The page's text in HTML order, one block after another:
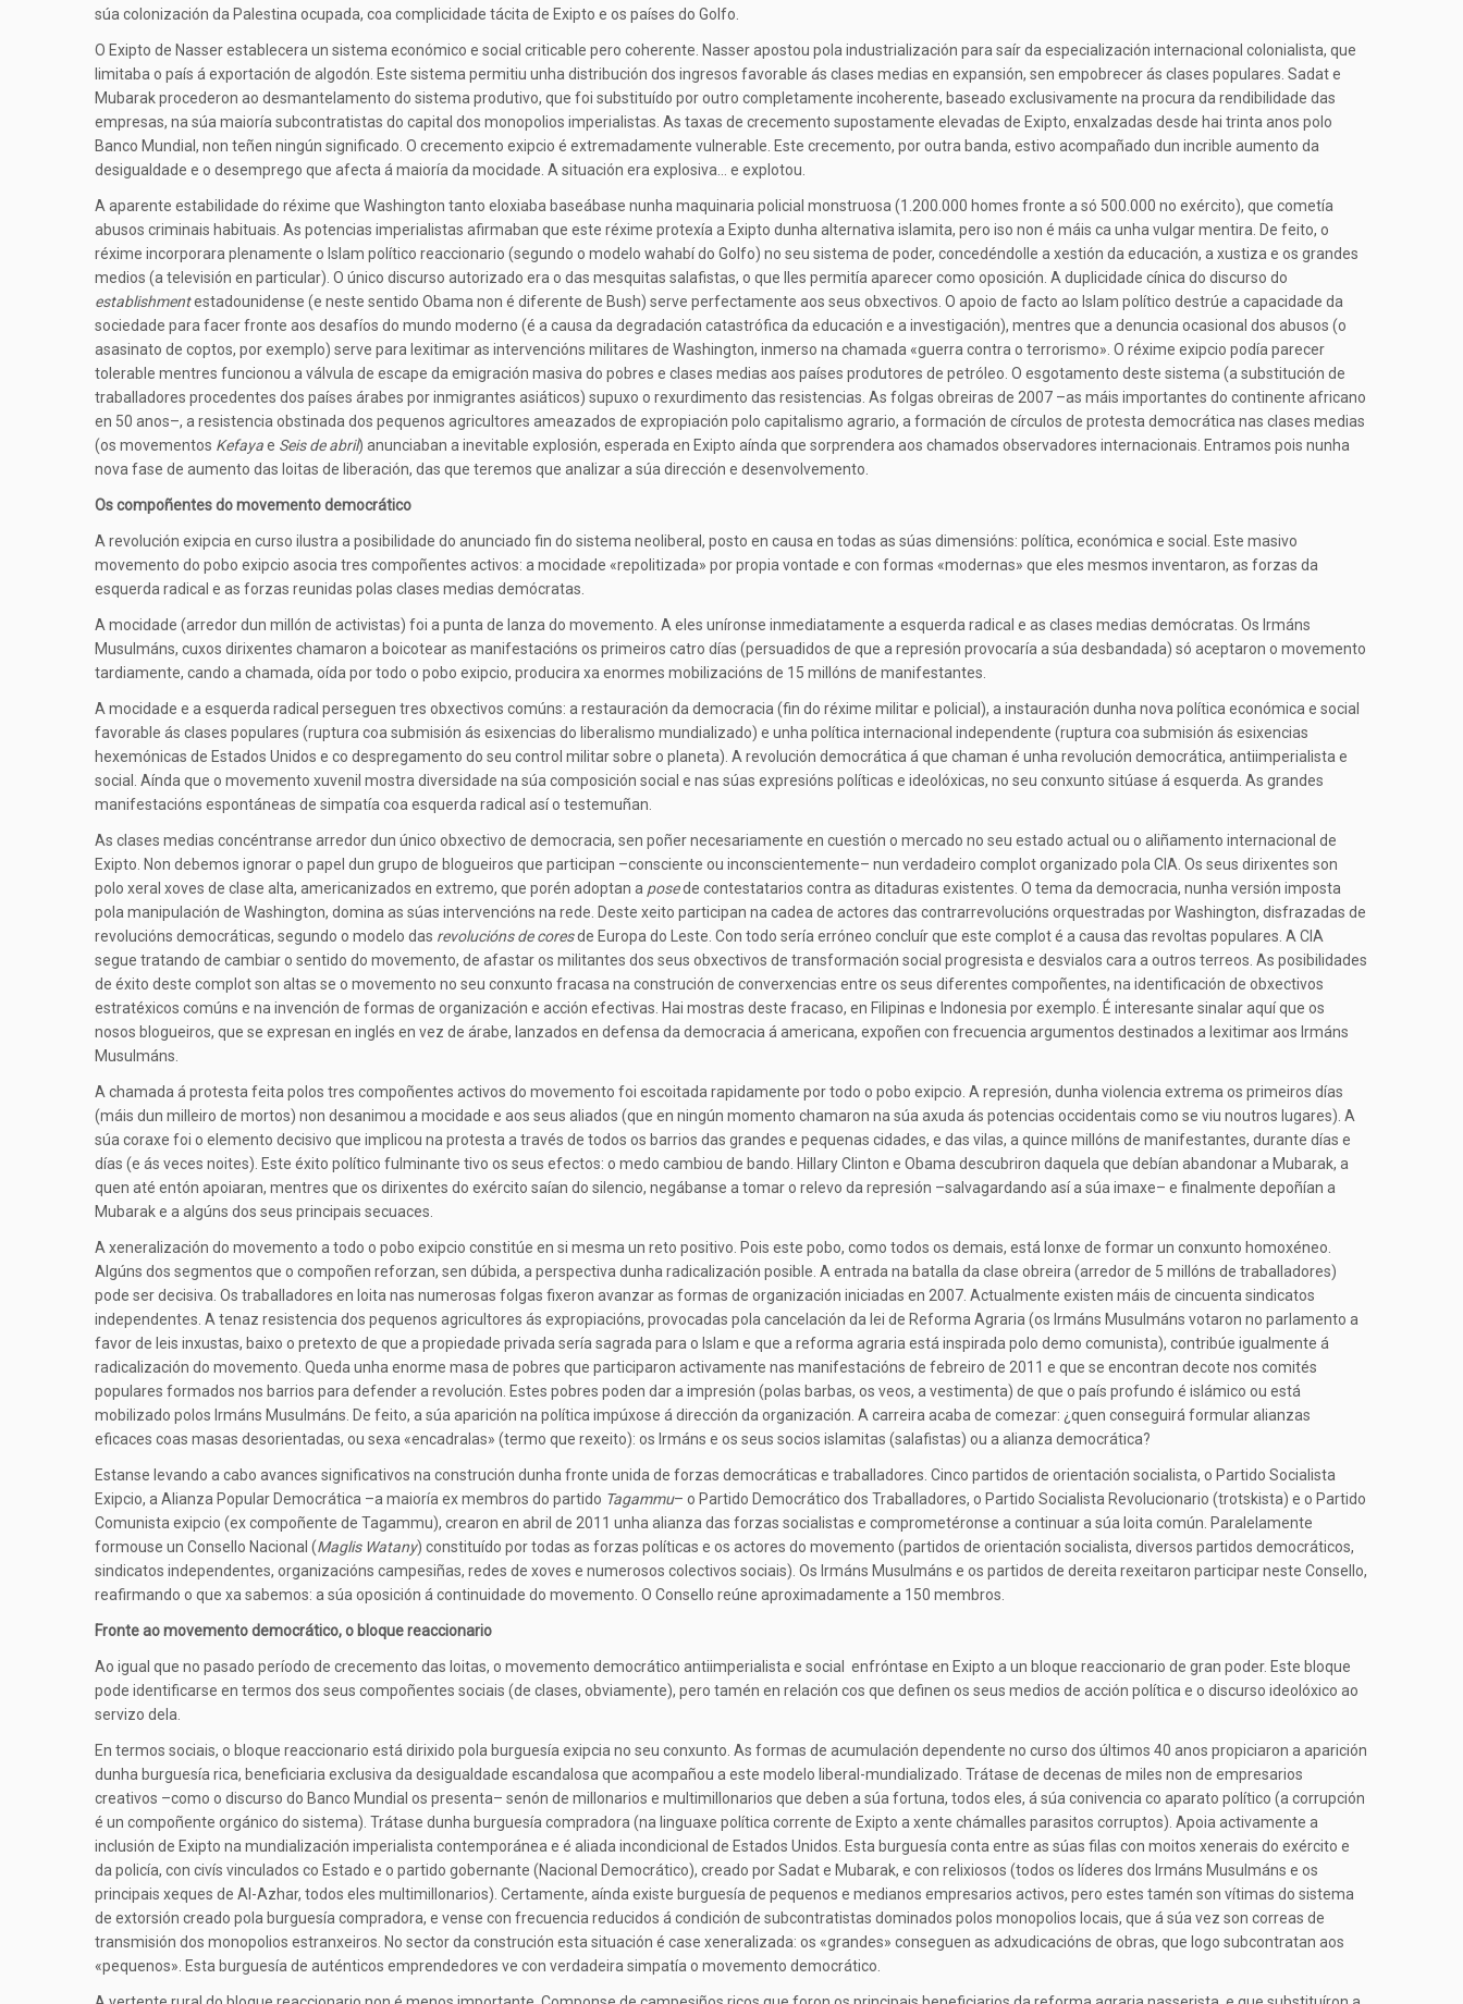
súa colonización da Palestina ocupada, coa complicidade tácita de Exipto e os países do Golfo.
O Exipto de Nasser establecera un sistema económico e social criticable pero coherente. Nasser apostou pola industrialización para saír da especialización internacional colonialista, que
limitaba o país á exportación de algodón. Este sistema permitiu unha distribución dos ingresos favorable ás clases medias en expansión, sen empobrecer ás clases populares. Sadat e
Mubarak procederon ao desmantelamento do sistema produtivo, que foi substituído por outro completamente incoherente, baseado exclusivamente na procura da rendibilidade das
empresas, na súa maioría subcontratistas do capital dos monopolios imperialistas. As taxas de crecemento supostamente elevadas de Exipto, enxalzadas desde hai trinta anos polo
Banco Mundial, non teñen ningún significado. O crecemento exipcio é extremadamente vulnerable. Este crecemento, por outra banda, estivo acompañado dun incrible aumento da
desigualdade e o desemprego que afecta á maioría da mocidade. A situación era explosiva… e explotou.
A aparente estabilidade do réxime que Washington tanto eloxiaba baseábase nunha maquinaria policial monstruosa (1.200.000 homes fronte a só 500.000 no exército), que cometía
abusos criminais habituais. As potencias imperialistas afirmaban que este réxime protexía a Exipto dunha alternativa islamita, pero iso non é máis ca unha vulgar mentira. De feito, o
réxime incorporara plenamente o Islam político reaccionario (segundo o modelo wahabí do Golfo) no seu sistema de poder, concedéndolle a xestión da educación, a xustiza e os grandes
medios (a televisión en particular). O único discurso autorizado era o das mesquitas salafistas, o que lles permitía aparecer como oposición. A duplicidade cínica do discurso do
establishmentestadounidense (e neste sentido Obama non é diferente de Bush) serve perfectamente aos seus obxectivos. O apoio de facto ao Islam político destrúe a capacidade da
sociedade para facer fronte aos desafíos do mundo moderno (é a causa da degradación catastrófica da educación e a investigación), mentres que a denuncia ocasional dos abusos (o
asasinato de coptos, por exemplo) serve para lexitimar as intervencións militares de Washington, inmerso na chamada «guerra contra o terrorismo». O réxime exipcio podía parecer
tolerable mentres funcionou a válvula de escape da emigración masiva do pobres e clases medias aos países produtores de petróleo. O esgotamento deste sistema (a substitución de
traballadores procedentes dos países árabes por inmigrantes asiáticos) supuxo o rexurdimento das resistencias. As folgas obreiras de 2007 –as máis importantes do continente africano
en 50 anos–, a resistencia obstinada dos pequenos agricultores ameazados de expropiación polo capitalismo agrario, a formación de círculos de protesta democrática nas clases medias
(os movementos Kefayae Seis de abril) anunciaban a inevitable explosión, esperada en Exipto aínda que sorprendera aos chamados observadores internacionais. Entramos pois nunha
nova fase de aumento das loitas de liberación, das que teremos que analizar a súa dirección e desenvolvemento.
Os compoñentes do movemento democrático
A revolución exipcia en curso ilustra a posibilidade do anunciado fin do sistema neoliberal, posto en causa en todas as súas dimensións: política, económica e social. Este masivo
movemento do pobo exipcio asocia tres compoñentes activos: a mocidade «repolitizada» por propia vontade e con formas «modernas» que eles mesmos inventaron, as forzas da
esquerda radical e as forzas reunidas polas clases medias demócratas.
A mocidade (arredor dun millón de activistas) foi a punta de lanza do movemento. A eles uníronse inmediatamente a esquerda radical e as clases medias demócratas. Os Irmáns
Musulmáns, cuxos dirixentes chamaron a boicotear as manifestacións os primeiros catro días (persuadidos de que a represión provocaría a súa desbandada) só aceptaron o movemento
tardiamente, cando a chamada, oída por todo o pobo exipcio, producira xa enormes mobilizacións de 15 millóns de manifestantes.
A mocidade e a esquerda radical perseguen tres obxectivos comúns: a restauración da democracia (fin do réxime militar e policial), a instauración dunha nova política económica e social
favorable ás clases populares (ruptura coa submisión ás esixencias do liberalismo mundializado) e unha política internacional independente (ruptura coa submisión ás esixencias
hexemónicas de Estados Unidos e co despregamento do seu control militar sobre o planeta). A revolución democrática á que chaman é unha revolución democrática, antiimperialista e
social. Aínda que o movemento xuvenil mostra diversidade na súa composición social e nas súas expresións políticas e ideolóxicas, no seu conxunto sitúase á esquerda. As grandes
manifestacións espontáneas de simpatía coa esquerda radical así o testemuñan.
As clases medias concéntranse arredor dun único obxectivo de democracia, sen poñer necesariamente en cuestión o mercado no seu estado actual ou o aliñamento internacional de
Exipto. Non debemos ignorar o papel dun grupo de blogueiros que participan –consciente ou inconscientemente– nun verdadeiro complot organizado pola CIA. Os seus dirixentes son
polo xeral xoves de clase alta, americanizados en extremo, que porén adoptan a posede contestatarios contra as ditaduras existentes. O tema da democracia, nunha versión imposta
pola manipulación de Washington, domina as súas intervencións na rede. Deste xeito participan na cadea de actores das contrarrevolucións orquestradas por Washington, disfrazadas de
revolucións democráticas, segundo o modelo das revolucións de coresde Europa do Leste. Con todo sería erróneo concluír que este complot é a causa das revoltas populares. A CIA
segue tratando de cambiar o sentido do movemento, de afastar os militantes dos seus obxectivos de transformación social progresista e desvialos cara a outros terreos. As posibilidades
de éxito deste complot son altas se o movemento no seu conxunto fracasa na construción de converxencias entre os seus diferentes compoñentes, na identificación de obxectivos
estratéxicos comúns e na invención de formas de organización e acción efectivas. Hai mostras deste fracaso, en Filipinas e Indonesia por exemplo. É interesante sinalar aquí que os
nosos blogueiros, que se expresan en inglés en vez de árabe, lanzados en defensa da democracia á americana, expoñen con frecuencia argumentos destinados a lexitimar aos Irmáns
Musulmáns.
A chamada á protesta feita polos tres compoñentes activos do movemento foi escoitada rapidamente por todo o pobo exipcio. A represión, dunha violencia extrema os primeiros días
(máis dun milleiro de mortos) non desanimou a mocidade e aos seus aliados (que en ningún momento chamaron na súa axuda ás potencias occidentais como se viu noutros lugares). A
súa coraxe foi o elemento decisivo que implicou na protesta a través de todos os barrios das grandes e pequenas cidades, e das vilas, a quince millóns de manifestantes, durante días e
días (e ás veces noites). Este éxito político fulminante tivo os seus efectos: o medo cambiou de bando. Hillary Clinton e Obama descubriron daquela que debían abandonar a Mubarak, a
quen até entón apoiaran, mentres que os dirixentes do exército saían do silencio, negábanse a tomar o relevo da represión –salvagardando así a súa imaxe– e finalmente depoñían a
Mubarak e a algúns dos seus principais secuaces.
A xeneralización do movemento a todo o pobo exipcio constitúe en si mesma un reto positivo. Pois este pobo, como todos os demais, está lonxe de formar un conxunto homoxéneo.
Algúns dos segmentos que o compoñen reforzan, sen dúbida, a perspectiva dunha radicalización posible. A entrada na batalla da clase obreira (arredor de 5 millóns de traballadores)
pode ser decisiva. Os traballadores en loita nas numerosas folgas fixeron avanzar as formas de organización iniciadas en 2007. Actualmente existen máis de cincuenta sindicatos
independentes. A tenaz resistencia dos pequenos agricultores ás expropiacións, provocadas pola cancelación da lei de Reforma Agraria (os Irmáns Musulmáns votaron no parlamento a
favor de leis inxustas, baixo o pretexto de que a propiedade privada sería sagrada para o Islam e que a reforma agraria está inspirada polo demo comunista), contribúe igualmente á
radicalización do movemento. Queda unha enorme masa de pobres que participaron activamente nas manifestacións de febreiro de 2011 e que se encontran decote nos comités
populares formados nos barrios para defender a revolución. Estes pobres poden dar a impresión (polas barbas, os veos, a vestimenta) de que o país profundo é islámico ou está
mobilizado polos Irmáns Musulmáns. De feito, a súa aparición na política impúxose á dirección da organización. A carreira acaba de comezar: ¿quen conseguirá formular alianzas
eficaces coas masas desorientadas, ou sexa «encadralas» (termo que rexeito): os Irmáns e os seus socios islamitas (salafistas) ou a alianza democrática?
Estanse levando a cabo avances significativos na construción dunha fronte unida de forzas democráticas e traballadores. Cinco partidos de orientación socialista, o Partido Socialista
Exipcio, a Alianza Popular Democrática –a maioría ex membros do partido Tagammu– o Partido Democrático dos Traballadores, o Partido Socialista Revolucionario (trotskista) e o Partido
Comunista exipcio (ex compoñente de Tagammu), crearon en abril de 2011 unha alianza das forzas socialistas e comprometéronse a continuar a súa loita común. Paralelamente
formouse un Consello Nacional (Maglis Watany) constituído por todas as forzas políticas e os actores do movemento (partidos de orientación socialista, diversos partidos democráticos,
sindicatos independentes, organizacións campesiñas, redes de xoves e numerosos colectivos sociais). Os Irmáns Musulmáns e os partidos de dereita rexeitaron participar neste Consello,
reafirmando o que xa sabemos: a súa oposición á continuidade do movemento. O Consello reúne aproximadamente a 150 membros.
Fronte ao movemento democrático, o bloque reaccionario
Ao igual que no pasado período de crecemento das loitas, o movemento democrático antiimperialista e social enfróntase en Exipto a un bloque reaccionario de gran poder. Este bloque
pode identificarse en termos dos seus compoñentes sociais (de clases, obviamente), pero tamén en relación cos que definen os seus medios de acción política e o discurso ideolóxico ao
servizo dela.
En termos sociais, o bloque reaccionario está dirixido pola burguesía exipcia no seu conxunto. As formas de acumulación dependente no curso dos últimos 40 anos propiciaron a aparición
dunha burguesía rica, beneficiaria exclusiva da desigualdade escandalosa que acompañou a este modelo liberal-mundializado. Trátase de decenas de miles non de empresarios
creativos –como o discurso do Banco Mundial os presenta– senón de millonarios e multimillonarios que deben a súa fortuna, todos eles, á súa conivencia co aparato político (a corrupción
é un compoñente orgánico do sistema). Trátase dunha burguesía compradora (na linguaxe política corrente de Exipto a xente chámalles parasitos corruptos). Apoia activamente a
inclusión de Exipto na mundialización imperialista contemporánea e é aliada incondicional de Estados Unidos. Esta burguesía conta entre as súas filas con moitos xenerais do exército e
da policía, con civís vinculados co Estado e o partido gobernante (Nacional Democrático), creado por Sadat e Mubarak, e con relixiosos (todos os líderes dos Irmáns Musulmáns e os
principais xeques de Al-Azhar, todos eles multimillonarios). Certamente, aínda existe burguesía de pequenos e medianos empresarios activos, pero estes tamén son vítimas do sistema
de extorsión creado pola burguesía compradora, e vense con frecuencia reducidos á condición de subcontratistas dominados polos monopolios locais, que á súa vez son correas de
transmisión dos monopolios estranxeiros. No sector da construción esta situación é case xeneralizada: os «grandes» conseguen as adxudicacións de obras, que logo subcontratan aos
«pequenos». Esta burguesía de auténticos emprendedores ve con verdadeira simpatía o movemento democrático.